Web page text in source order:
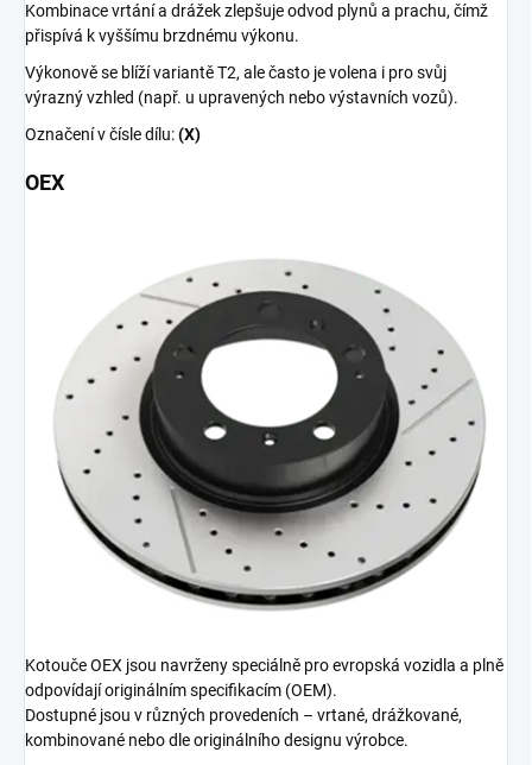
Kombinace vrtání a drážek zlepšuje odvod plynů a prachu, čímž
přispívá k vyššímu brzdnému výkonu.
Výkonově se blíží variantě T2, ale často je volena i pro svůj
výrazný vzhled (např. u upravených nebo výstavních vozů).
Označení v čísle dílu:(X)
OEX
Kotouče OEX jsou navrženy speciálně pro evropská vozidla a plně
odpovídají originálním specifikacím (OEM).
Dostupné jsou v různých provedeních – vrtané, drážkované,
kombinované nebo dle originálního designu výrobce.